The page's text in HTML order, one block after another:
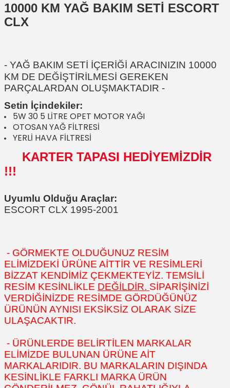
10000 KM YAĞ BAKIM SETİ ESCORT
CLX
- YAĞ BAKIM SETİ İÇERİĞİ ARACINIZIN 10000
KM DE DEĞİŞTİRİLMESİ GEREKEN
PARÇALARDAN OLUŞMAKTADIR -
Setin İçindekiler:
5W 30 5 LİTRE OPET MOTOR YAĞI
OTOSAN YAĞ FİLTRESİ
YERLİ HAVA FİLTRESİ
KARTER TAPASI HEDİYEMİZDİR
!!!
Uyumlu Olduğu Araçlar:
ESCORT CLX 1995-2001
- GÖRMEKTE OLDUĞUNUZ RESİM
ELİMİZDEKİ ÜRÜNE AİTTİR VE RESİMLERİ
BİZZAT KENDİMİZ ÇEKMEKTEYİZ. TEMSİLİ
RESİM KESİNLİKLE DEĞİLDİR. SİPARİŞİNİZİ
VERDİĞİNİZDE RESİMDE GÖRDÜĞÜNÜZ
ÜRÜNÜN AYNISI EKSİKSİZ OLARAK SİZE
ULAŞACAKTIR.
- ÜRÜNLERDE BELİRTİLEN MARKALAR
ELİMİZDE BULUNAN ÜRÜNE AİT
MARKALARIDIR. BU MARKALARIN DIŞINDA
KESİNLİKLE FARKLI MARKA ÜRÜN